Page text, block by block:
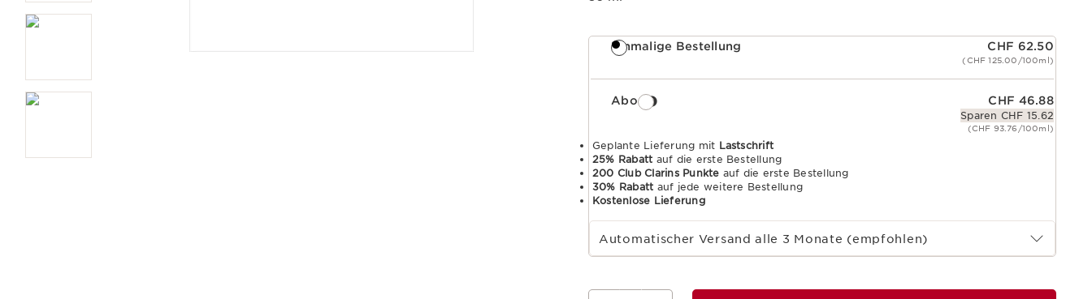
Einmalige Bestellung CHF 62.50
(CHF 125.00/100ml)
Abo CHF 46.88
Sparen CHF 15.62
(CHF 93.76/100ml)
Geplante Lieferung mit Lastschrift
25% Rabatt auf die erste Bestellung
200 Club Clarins Punkte auf die erste Bestellung
30% Rabatt auf jede weitere Bestellung
Kostenlose Lieferung
Wählen Sie die Laufzeit des Abonnements
Automatischer Versand alle 3 Monate (empfohlen)